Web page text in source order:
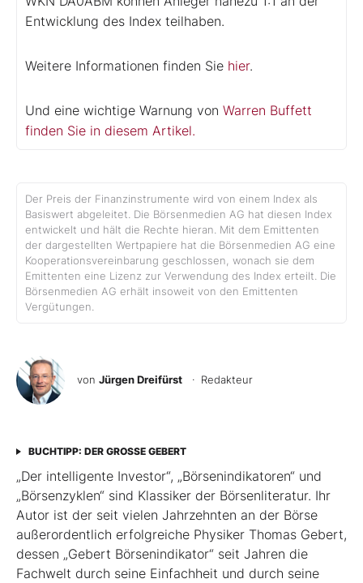
Entwicklung des Index teilhaben.
Weitere Informationen finden Sie hier.
Und eine wichtige Warnung von Warren Buffett
finden Sie in diesem Artikel.
Der Preis der Finanzinstrumente wird von einem Index als
Basiswert abgeleitet. Die Börsenmedien AG hat diesen Index
entwickelt und hält die Rechte hieran. Mit dem Emittenten
der dargestellten Wertpapiere hat die Börsenmedien AG eine
Kooperationsvereinbarung geschlossen, wonach sie dem
Emittenten eine Lizenz zur Verwendung des Index erteilt. Die
Börsenmedien AG erhält insoweit von den Emittenten
Vergütungen.
von Jürgen Dreifürst · Redakteur
BUCHTIPP: DER GROSSE GEBERT
„Der intelligente Investor“, „Börsenindikatoren“ und
„Börsenzyklen“ sind Klassiker der Börsen­literatur. Ihr
Autor ist der seit vielen Jahrzehnten an der Börse
außerordentlich erfolgreiche Physiker Thomas Gebert,
dessen „Gebert Börsenindikator“ seit Jahren die
Fachwelt durch seine Einfachheit und durch seine